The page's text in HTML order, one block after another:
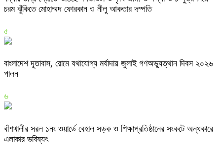
চরম ঝুঁকিতে মোহাম্মদ ফোরকান ও নীলু আকতার দম্পতি
৫
বাংলাদেশ দূতাবাস, রোমে যথাযোগ্য মর্যাদায় জুলাই গণঅভ্যুত্থান দিবস ২০২৬
পালন
৬
বাঁশখালীর সরল ১নং ওয়ার্ডে বেহাল সড়ক ও শিক্ষাপ্রতিষ্ঠানের সংকটে অন্ধকারে
এলাকার ভবিষ্যৎ